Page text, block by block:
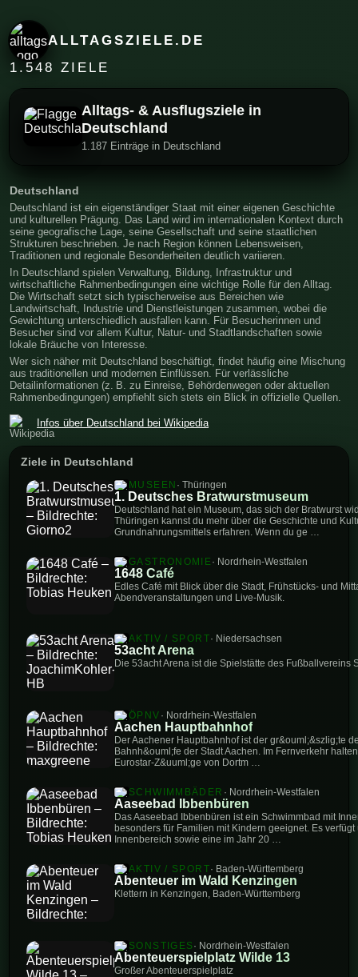
ALLTAGSZIELE.DE
1.548 ZIELE
Alltags- & Ausflugsziele in
Deutschland
1.187 Einträge in Deutschland
Deutschland
Deutschland ist ein eigenständiger Staat mit einer eigenen Geschichte
und kulturellen Prägung. Das Land wird im internationalen Kontext durch
seine geografische Lage, seine Gesellschaft und seine staatlichen
Strukturen beschrieben. Je nach Region können Lebensweisen,
Traditionen und regionale Besonderheiten deutlich variieren.
In Deutschland spielen Verwaltung, Bildung, Infrastruktur und
wirtschaftliche Rahmenbedingungen eine wichtige Rolle für den Alltag.
Die Wirtschaft setzt sich typischerweise aus Bereichen wie
Landwirtschaft, Industrie und Dienstleistungen zusammen, wobei die
Gewichtung unterschiedlich ausfallen kann. Für Besucherinnen und
Besucher sind vor allem Kultur, Natur- und Stadtlandschaften sowie
lokale Bräuche von Interesse.
Wer sich näher mit Deutschland beschäftigt, findet häufig eine Mischung
aus traditionellen und modernen Einflüssen. Für verlässliche
Detailinformationen (z. B. zu Einreise, Behördenwegen oder aktuellen
Rahmenbedingungen) empfiehlt sich stets ein Blick in offizielle Quellen.
Infos über Deutschland bei Wikipedia
Ziele in Deutschland
MUSEEN · Thüringen
1. Deutsches Bratwurstmuseum
Deutschland hat ein Museum, das sich der Bratwurst
Thüringen kannst du mehr über die Geschichte und
Grundnahrungsmittels erfahren. Wenn du ge …
GASTRONOMIE · Nordrhein-Westfalen
1648 Café
Edles Café mit Blick über die Stadt, Frühstücks- und
Abendveranstaltungen und Live-Musik.
AKTIV / SPORT· Niedersachsen
53acht Arena
Die 53acht Arena ist die Spielstätte des Fußballvereins
ÖPNV · Nordrhein-Westfalen
Aachen Hauptbahnhof
Der Aachener Hauptbahnhof ist der gr&ouml;&szlig;te
Bahnh&ouml;fe der Stadt Aachen. Im Fernverkehr
Eurostar-Z&uuml;ge von Dortm …
SCHWIMMBÄDER · Nordrhein-Westfalen
Aaseebad Ibbenbüren
Das Aaseebad Ibbenbüren ist ein Schwimmbad mit
besonders für Familien mit Kindern geeignet. Es
Innenbereich sowie eine im Jahr 20 …
AKTIV / SPORT· Baden-Württemberg
Abenteuer im Wald Kenzingen
Klettern in Kenzingen, Baden-Württemberg
SONSTIGES· Nordrhein-Westfalen
Abenteuerspielplatz Wilde 13
Großer Abenteuerspielplatz